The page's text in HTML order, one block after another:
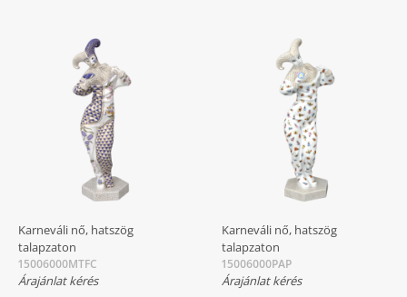
Karneváli nő, hatszög
talapzaton
15006000MTFC
Árajánlat kérés
Karneváli nő, hatszög
talapzaton
15006000PAP
Árajánlat kérés